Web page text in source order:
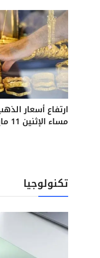
ارتفاع أسعار
مساء الإثنين 11 مايو 2026
تكنولوجيا